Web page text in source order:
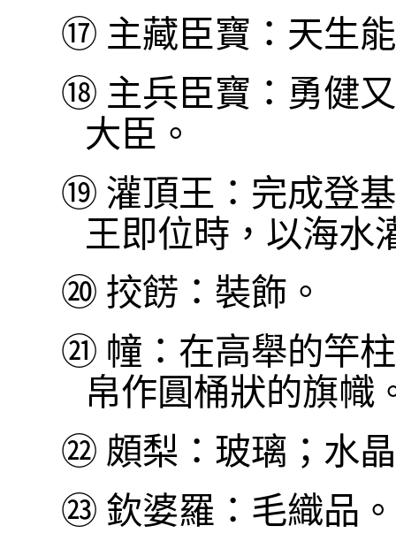
⑰ 主藏臣寶：天生
⑱ 主兵臣寶：勇健
大臣。
⑲ 灌頂王：完成登
王即位時，以海水
⑳ 挍餝：裝飾。
㉑ 幢：在高舉的竿
帛作圓桶狀的旗幟
㉒ 頗梨：玻璃；水
㉓ 欽婆羅：毛織品。